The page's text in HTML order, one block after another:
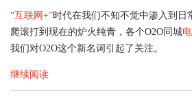
精选案例
关于我们
“互联网+”时代在我们不知不觉中渗入到日
爬滚打到现在的炉火纯青，各个O2O同城
我们对O2O这个新名词引起了关注。
继续阅读